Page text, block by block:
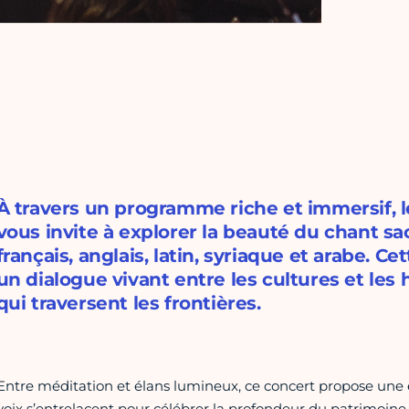
travers un programme riche et immersif,
invite à explorer la beauté du chant
anglais, latin, syriaque et arabe.
dialogue vivant entre les cultures et les
traversent les frontières.
méditation et élans lumineux, ce concert propose